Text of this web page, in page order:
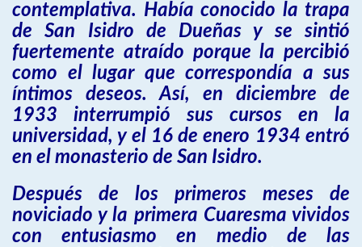
contemplativa. Había conocido la trapa
de San Isidro de Dueñas y se sintió
fuertemente atraído porque la percibió
como el lugar que correspondía a sus
íntimos deseos. Así, en diciembre de
1933 interrumpió sus cursos en la
universidad, y el 16 de enero 1934 entró
en el monasterio de San Isidro.
Después de los primeros meses de
noviciado y la primera Cuaresma vividos
con entusiasmo en medio de las